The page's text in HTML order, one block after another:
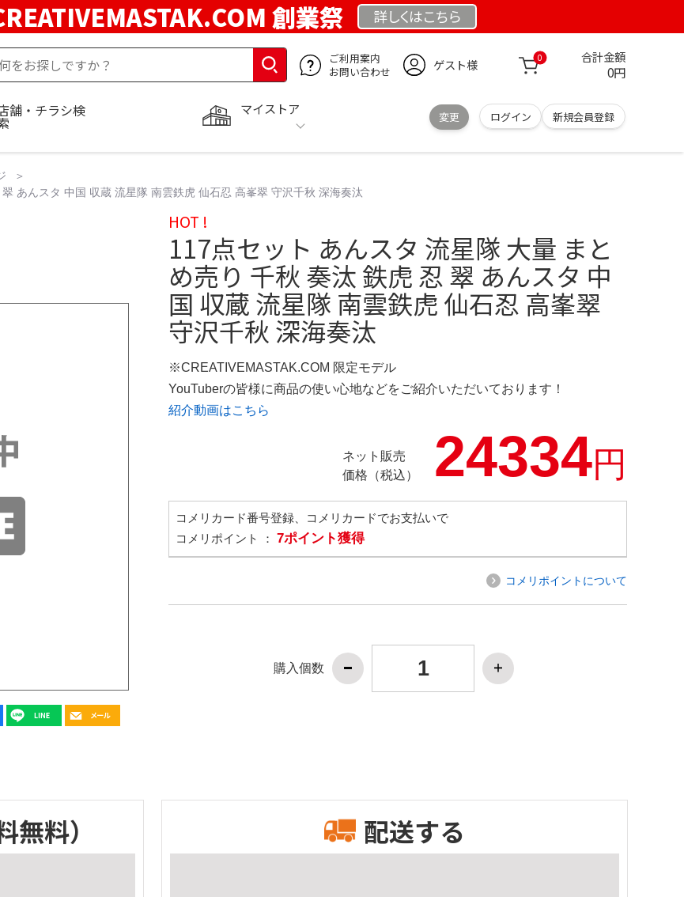
創業祭 詳しくはこちら
ご利用案内
お問い合わせ
ゲスト様 0 合計金額
0円
マイストア
変更 ログイン 新規会員登録
舗・チラシ検
あんスタ 中国 収蔵 流星隊 南雲鉄虎 仙石忍 高峯翠 守沢千秋 深海奏汰
HOT !
117点セット あんスタ 流星隊 大量 まと
め売り 千秋 奏汰 鉄虎 忍 翠 あんスタ 中
国 収蔵 流星隊 南雲鉄虎 仙石忍 高峯翠
守沢千秋 深海奏汰
※CREATIVEMASTAK.COM 限定モデル
YouTuberの皆様に商品の使い心地などをご紹介いただいております！
紹介動画はこちら
ネット販売
価格（税込）
24334円
コメリカード番号登録、コメリカードでお支払いで
コメリポイント ： 7ポイント獲得
コメリポイントについて
購入個数
無料） 配送する